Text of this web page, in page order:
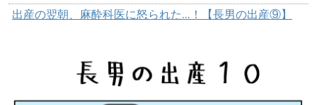
出産の翌朝、麻酔科医に怒られた…！【長男の出産⑨】